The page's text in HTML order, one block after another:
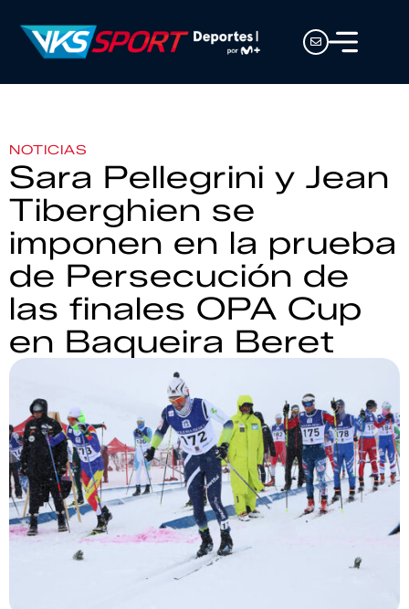
NOTICIAS
Sara Pellegrini y Jean
Tiberghien se
imponen en la prueba
de Persecución de
las finales OPA Cup
en Baqueira Beret